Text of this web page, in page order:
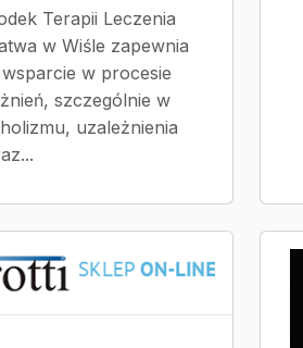
Terapii Leczenia
w Wiśle zapewnia
w procesie
szczególnie w
uzależnienia